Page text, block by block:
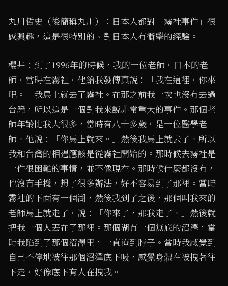
丸川哲史（後簡稱丸川）：日本人都對「霧社事件」很
感興趣，這是很特別的、對日本人有衝擊的經驗。
櫻井：到了1996年的時候，我的一位老師，日本的老
師，當時在霧社，他給我發傳真說：「我在這裡，你來
吧。」我馬上就去了霧社。在那之前我一次也沒有去過
台灣，所以這是一個對我來說非常重大的事件。那個老
師年齡比我大很多，當時有八十多歲，是一位醫學老
師。他說：「你馬上就來。」然後我馬上就去了。所以
我和台灣的相遇應該是從霧社開始的。那時候去霧社是
一件很困難的事情，並不像現在。那時候什麼都沒有，
也沒有手機，想了很多辦法，好不容易到了那裡。當時
霧社的下面有一個湖，然後我到了之後，那個叫我來的
老師馬上就走了，說：「你來了，那我走了。」然後就
把我一個人丟在了那裡。那個湖有一個無底的沼澤，當
時我陷到了那個沼澤里，一直淹到脖子。當時我感覺到
自己不停地被往那個沼澤底下吸，感覺身體在被拽著往
下走，好像底下有人在拽我。